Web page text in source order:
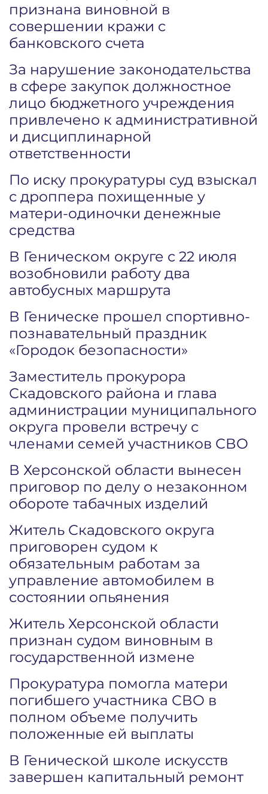
признана виновной в
совершении кражи с
банковского счета
За нарушение законодательства
в сфере закупок должностное
лицо бюджетного учреждения
привлечено к административной
и дисциплинарной
ответственности
По иску прокуратуры суд взыскал
с дроппера похищенные у
матери-одиночки денежные
средства
В Геническом округе с 22 июля
возобновили работу два
автобусных маршрута
В Геническе прошел спортивно-
познавательный праздник
«Городок безопасности»
Заместитель прокурора
Скадовского района и глава
администрации муниципального
округа провели встречу с
членами семей участников СВО
В Херсонской области вынесен
приговор по делу о незаконном
обороте табачных изделий
Житель Скадовского округа
приговорен судом к
обязательным работам за
управление автомобилем в
состоянии опьянения
Житель Херсонской области
признан судом виновным в
государственной измене
Прокуратура помогла матери
погибшего участника СВО в
полном объеме получить
положенные ей выплаты
В Генической школе искусств
завершен капитальный ремонт